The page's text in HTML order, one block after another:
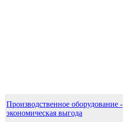
Производственное оборудование -
экономическая выгода